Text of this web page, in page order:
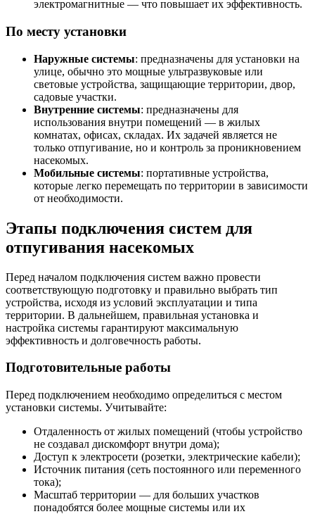
электромагнитные — что повышает их эффективность.
По месту установки
Наружные системы: предназначены для установки на
улице, обычно это мощные ультразвуковые или
световые устройства, защищающие территории, двор,
садовые участки.
Внутренние системы: предназначены для
использования внутри помещений — в жилых
комнатах, офисах, складах. Их задачей является не
только отпугивание, но и контроль за проникновением
насекомых.
Мобильные системы: портативные устройства,
которые легко перемещать по территории в зависимости
от необходимости.
Этапы подключения систем для
отпугивания насекомых
Перед началом подключения систем важно провести
соответствующую подготовку и правильно выбрать тип
устройства, исходя из условий эксплуатации и типа
территории. В дальнейшем, правильная установка и
настройка системы гарантируют максимальную
эффективность и долговечность работы.
Подготовительные работы
Перед подключением необходимо определиться с местом
установки системы. Учитывайте:
Отдаленность от жилых помещений (чтобы устройство
не создавал дискомфорт внутри дома);
Доступ к электросети (розетки, электрические кабели);
Источник питания (сеть постоянного или переменного
тока);
Масштаб территории — для больших участков
понадобятся более мощные системы или их